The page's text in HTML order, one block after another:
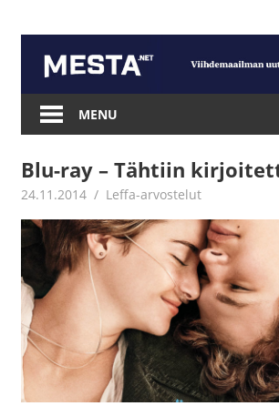
content
Mesta.net
MENU
Blu-ray – Tähtiin
24.11.2014 Jouni Hirn
Leffa-arvostelut